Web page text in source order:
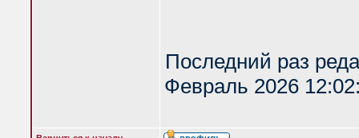
Последний раз
Февраль 2026